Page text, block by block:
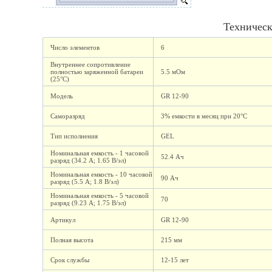
Число элементов 6
Внутреннее сопротивление
полностью заряженной батареи
(25°C)
5.5 мОм
Модель GR 12-90
Саморазряд 3% емкости в месяц при 20°C
Тип исполнения GEL
Номинальная емкость - 1 часовой
разряд (34.2 А; 1.65 В/эл)
52.4 Ач
Номинальная емкость - 10 часовой
разряд (5.5 А; 1.8 В/эл)
90 Ач
Номинальная емкость - 5 часовой
разряд (9.23 А; 1.75 В/эл)
70
Артикул GR 12-90
Полная высота 215 мм
Срок службы 12-15 лет